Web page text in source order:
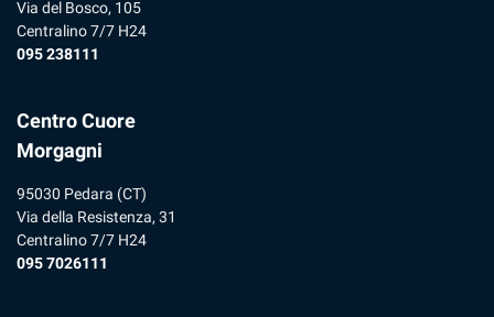
Via del Bosco, 105
Centralino 7/7 H24
095 238111
Centro Cuore
Morgagni
95030 Pedara (CT)
Via della Resistenza, 31
Centralino 7/7 H24
095 7026111